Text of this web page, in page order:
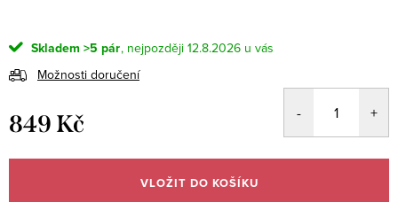
Skladem >5 pár
12.8.2026
Možnosti doručení
849 Kč
cena:
VLOŽIT DO KOŠÍKU